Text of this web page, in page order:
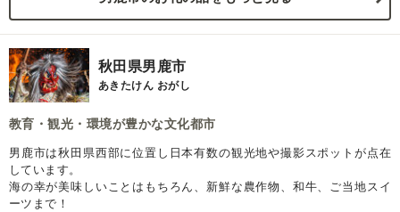
秋田県男鹿市
あきたけん おがし
教育・観光・環境が豊かな文化都市
男鹿市は秋田県西部に位置し日本有数の観光地や撮影スポットが点在
しています。
海の幸が美味しいことはもちろん、新鮮な農作物、和牛、ご当地スイ
ーツまで！